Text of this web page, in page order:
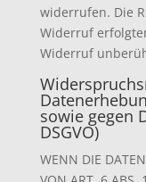
widerrufen. Die
Widerruf
Widerruf
sowie gegen
DSGVO)
WENN DIE